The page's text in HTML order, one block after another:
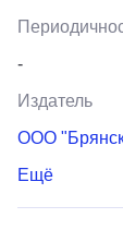
-
Издатель
ООО
Ещё